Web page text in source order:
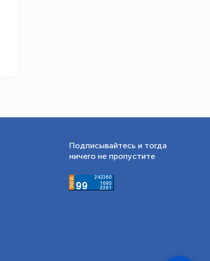
Подписывайтесь и тогда
ничего не пропустите